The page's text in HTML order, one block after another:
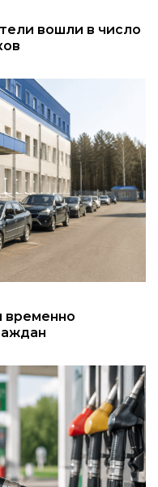
вошли в число
временно